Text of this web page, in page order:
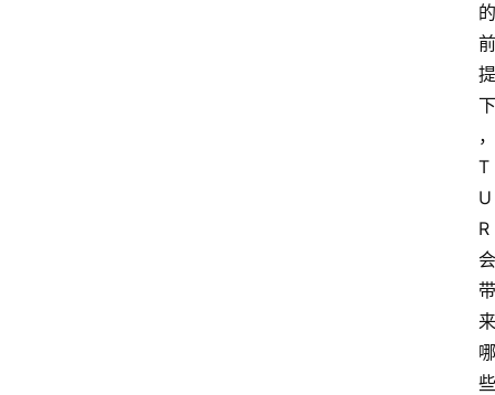
的
前
提
下
，
T
U
R
会
带
来
哪
些